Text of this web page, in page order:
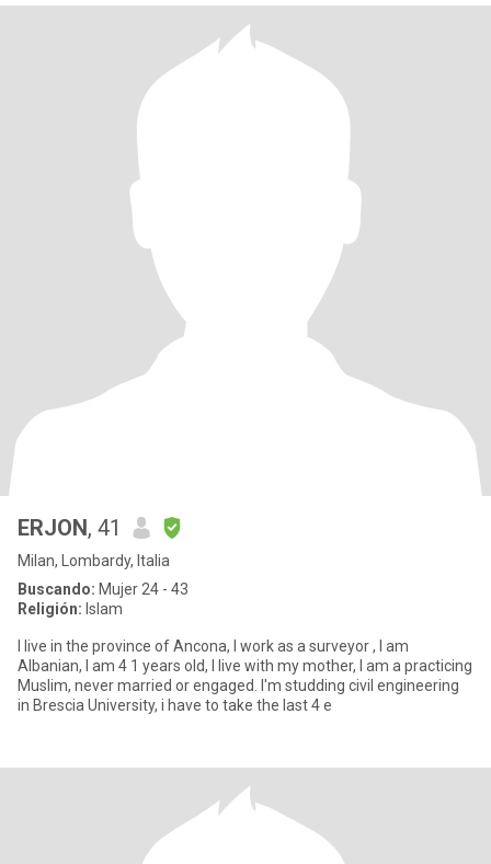
ERJON, 41
Milan, Lombardy, Italia
Buscando: Mujer 24 - 43
Religión: Islam
I live in the province of Ancona, I work as a surveyor , I am
Albanian, I am 4 1 years old, I live with my mother, I am a practicing
Muslim, never married or engaged. I'm studding civil engineering
in Brescia University, i have to take the last 4 e